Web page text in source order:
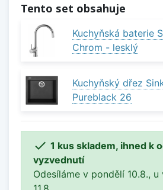
Tento set obsahuje
Kuchyňská baterie
Chrom - lesklý
Kuchyňský dřez
Pureblack 26
 1 kus skladem, ihned k
vyzvednutí
Odesíláme v pondělí 10.8.,